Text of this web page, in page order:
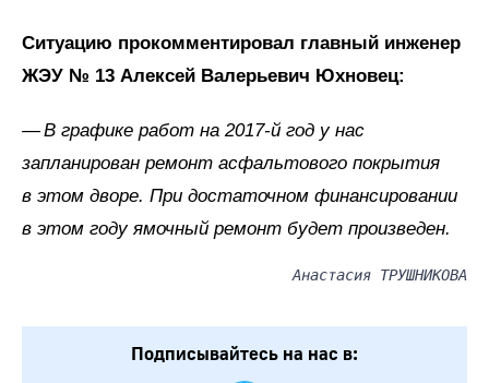
Ситуацию прокомментировал главный инженер
ЖЭУ № 13 Алексей Валерьевич Юхновец:
— В графике работ на 2017‑й год у нас
запланирован ремонт асфальтового покрытия
в этом дворе. При достаточном финансировании
в этом году ямочный ремонт будет произведен.
Анастасия ТРУШНИКОВА
Подписывайтесь на нас в: